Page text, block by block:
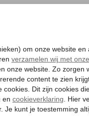
ZONVAKANTIE
Gratis annuleren*